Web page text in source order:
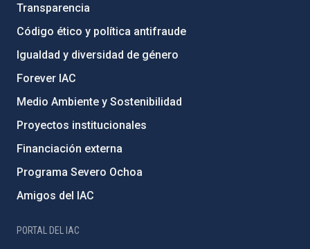
Transparencia
Código ético y política antifraude
Igualdad y diversidad de género
Forever IAC
Medio Ambiente y Sostenibilidad
Proyectos institucionales
Financiación externa
Programa Severo Ochoa
Amigos del IAC
PORTAL DEL IAC